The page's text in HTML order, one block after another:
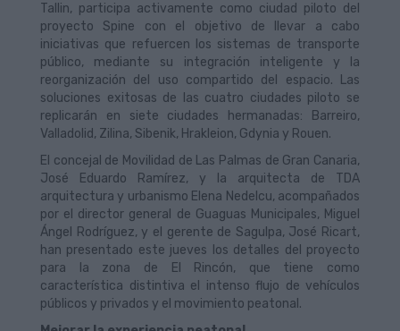
Tallin, participa activamente como ciudad piloto del
proyecto Spine con el objetivo de llevar a cabo
iniciativas que refuercen los sistemas de transporte
público, mediante su integración inteligente y la
reorganización del uso compartido del espacio. Las
soluciones exitosas de las cuatro ciudades piloto se
replicarán en siete ciudades hermanadas: Barreiro,
Valladolid, Zilina, Sibenik, Hrakleion, Gdynia y Rouen.
El concejal de Movilidad de Las Palmas de Gran Canaria,
José Eduardo Ramírez, y la arquitecta de TDA
arquitectura y urbanismo Elena Nedelcu, acompañados
por el director general de Guaguas Municipales, Miguel
Ángel Rodríguez, y el gerente de Sagulpa, José Ricart,
han presentado este jueves los detalles del proyecto
para la zona de El Rincón, que tiene como
característica distintiva el intenso flujo de vehículos
públicos y privados y el movimiento peatonal.